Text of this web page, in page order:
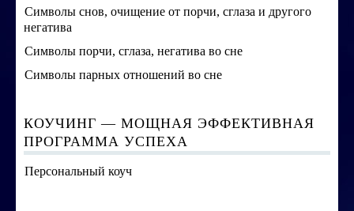
Символы снов, очищение от порчи, сглаза и другого
негатива
Символы порчи, сглаза, негатива во сне
Символы парных отношений во сне
КОУЧИНГ — МОЩНАЯ ЭФФЕКТИВНАЯ
ПРОГРАММА УСПЕХА
Персональный коуч